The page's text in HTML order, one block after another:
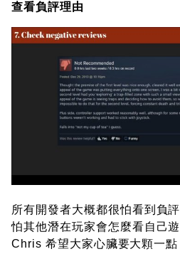
查看負評理由
所有開發者大概都很怕看到負
怕其他潛在玩家會怎麼看自己
Chris 希望大家心臟要大顆一